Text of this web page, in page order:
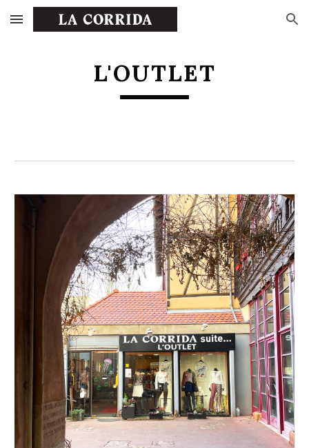
Skip to main content Skip to navigation
L'OUTLET